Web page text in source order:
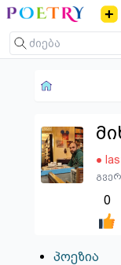
●
0
პოეზია